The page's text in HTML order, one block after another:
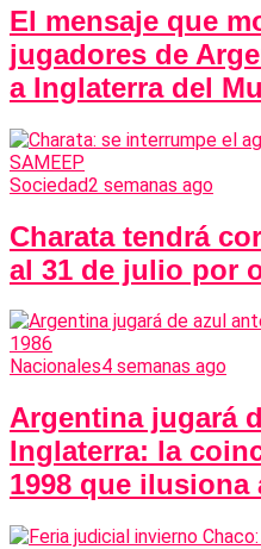
El mensaje que
jugadores de
a Inglaterra del
Sociedad2 semanas ago
Charata tendrá
al 31 de julio por
Nacionales4 semanas ago
Argentina jugará
Inglaterra: la
1998 que